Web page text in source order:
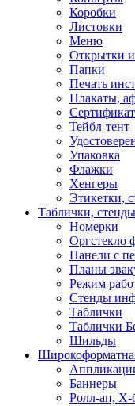
Коробки
Листовки
Меню
Открытки
Папки
Печать
Плакаты,
Тейбл-тент
Упаковка
Флажки
Хенгеры
Этикетки,
Таблички,
Номерки
Оргстекло
Панели с
Планы
Режим
Стенды
Таблички
Таблички
Шильды
Баннеры
Ролл-ап, X-